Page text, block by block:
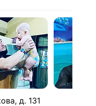
д. 131